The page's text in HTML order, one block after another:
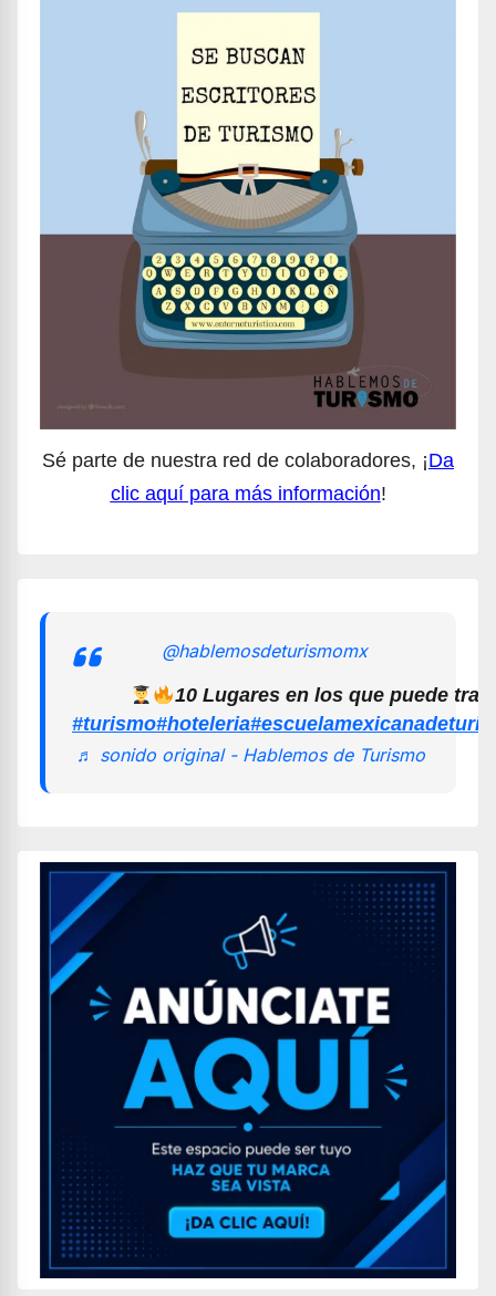
Sé parte de nuestra red de colaboradores, ¡Da
clic aquí para más información!
@hablemosdeturismomx
10 Lugares en los que puede
#turismo#hoteleria
♬ sonido original - Hablemos de Turismo